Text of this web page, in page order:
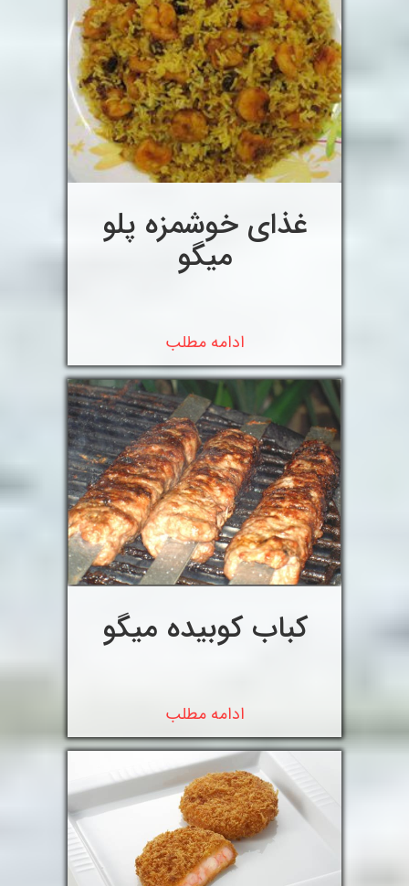
غذای خوشمزه پلو
میگو
ادامه مطلب
کباب کوبیده میگو
ادامه مطلب